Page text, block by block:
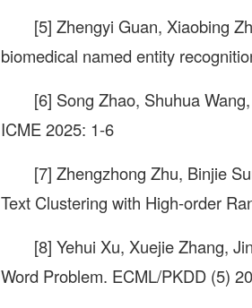
[5] Zhengyi Guan, Xiaobing
biomedical named entity
[6] Song Zhao, Shuhua
ICME 2025: 1-6
[7] Zhengzhong Zhu, Binjie
Text Clustering with High-order
[8] Yehui Xu, Xuejie Zhang,
Word Problem. ECML/PKDD (5)